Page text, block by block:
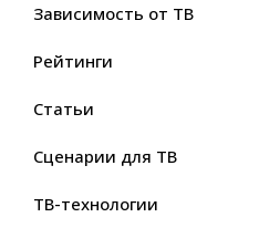
Зависимость от ТВ
Рейтинги
Статьи
Сценарии для ТВ
ТВ-технологии